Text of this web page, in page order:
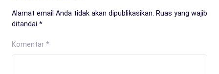
Alamat email Anda tidak akan dipublikasikan.
Ruas yang wajib
ditandai *
Komentar *